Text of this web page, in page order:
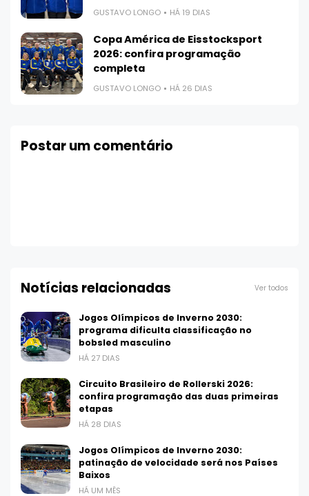
GUSTAVO LONGO HÁ 19 DIAS
Copa América de Eisstocksport
2026: confira programação
completa
GUSTAVO LONGO HÁ 26 DIAS
Postar um comentário
Notícias relacionadas Ver todos
Jogos Olímpicos de Inverno 2030:
programa dificulta classificação no
bobsled masculino
HÁ 27 DIAS
Circuito Brasileiro de Rollerski 2026:
confira programação das duas primeiras
etapas
HÁ 28 DIAS
Jogos Olímpicos de Inverno 2030:
patinação de velocidade será nos Países
Baixos
HÁ UM MÊS